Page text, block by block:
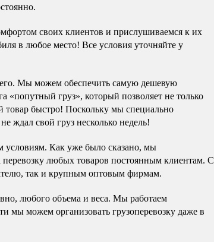
своих клиентов и прислушиваемся к их
в любое место! Все условия уточняйте у
Мы можем обеспечить самую дешевую
«попутный груз», который позволяет не только
быстро! Поскольку мы специально
ждал свой груз несколько недель!
условиям. Как уже было сказано, мы
любых товаров постоянным клиентам. С
так и крупным оптовым фирмам.
любого объема и веса. Мы работаем
мы можем организовать грузоперевозку даже в